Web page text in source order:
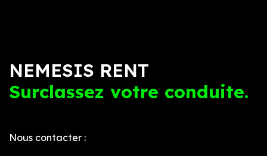
NEMESIS RENT
Surclassez votre conduite.
Nous contacter :